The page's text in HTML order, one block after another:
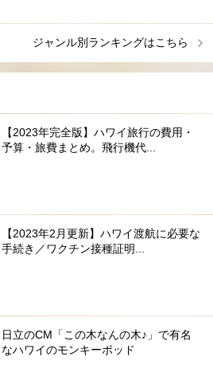
ジャンル別ランキングはこちら
【2023年完全版】ハワイ旅行の費用・
予算・旅費まとめ。飛行機代...
【2023年2月更新】ハワイ渡航に必要な
手続き／ワクチン接種証明...
日立のCM「この木なんの木♪」で有名
なハワイのモンキーポッド